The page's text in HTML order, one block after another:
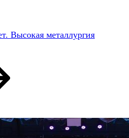
Высокая металлургия